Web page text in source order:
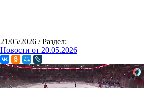
21/05/2026 / Раздел:
Новости от 20.05.2026